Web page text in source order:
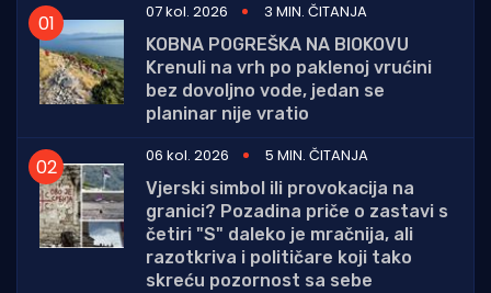
07 kol. 2026
3 MIN. ČITANJA
KOBNA POGREŠKA NA BIOKOVU
Krenuli na vrh po paklenoj vrućini
bez dovoljno vode, jedan se
planinar nije vratio
06 kol. 2026
5 MIN. ČITANJA
Vjerski simbol ili provokacija na
granici? Pozadina priče o zastavi s
četiri "S" daleko je mračnija, ali
razotkriva i političare koji tako
skreću pozornost sa sebe